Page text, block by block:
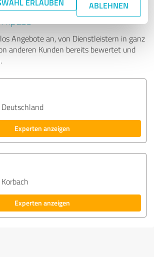
ABLEHNEN
Experten finden - mit
Angebote an, von Dienstleistern in ganz
anderen Kunden bereits bewertet und
Experten anzeigen
Experten anzeigen